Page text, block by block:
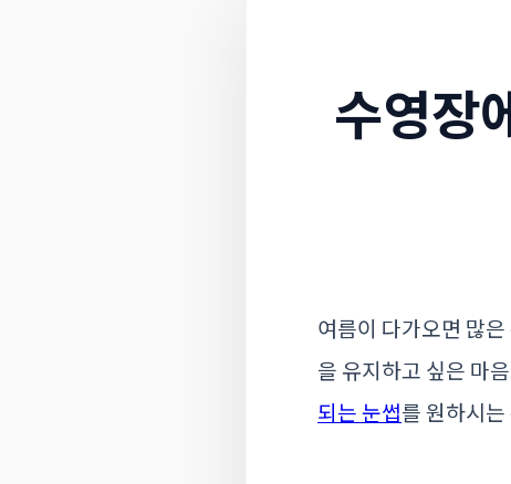
수영장
여름이 다가오면 많
을 유지하고 싶은 마
되는 눈썹를 원하시